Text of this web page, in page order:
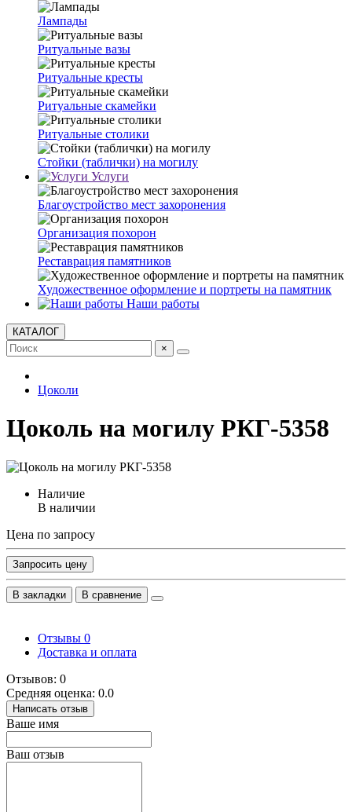
Лампады
Ритуальные вазы
Ритуальные кресты
Ритуальные скамейки
Ритуальные столики
Стойки (таблички) на могилу
Услуги
Благоустройство мест захоронения
Организация похорон
Реставрация памятников
Художественное оформление и портреты на памятник
Наши работы
КАТАЛОГ
×
Цоколи
Цоколь на могилу РКГ-5358
Наличие
В наличии
Цена по запросу
Запросить цену
В закладки В сравнение
Отзывы 0
Доставка и оплата
Отзывов: 0
Средняя оценка: 0.0
Написать отзыв
Ваше имя
Ваш отзыв